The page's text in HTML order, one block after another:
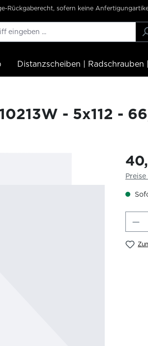
Rückgaberecht, sofern keine
Distanzscheiben | Radschrauben
- 5x112 -